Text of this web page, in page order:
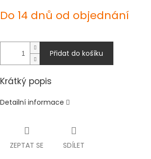
cena:
Do 14 dnů od objednání
Přidat do košíku
Krátký popis
Detailní informace
ZEPTAT SE SDÍLET